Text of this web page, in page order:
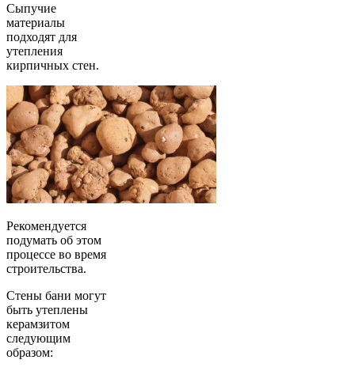
Сыпучие
материалы
подходят для
утепления
кирпичных стен.
Рекомендуется
подумать об этом
процессе во время
строительства.
Стены бани могут
быть утеплены
керамзитом
следующим
образом: